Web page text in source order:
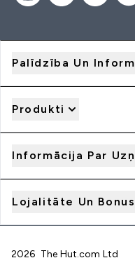
Palīdzība Un
Produkti
Informācija Par
Lojalitāte Un
2026 The Hut.com Ltd